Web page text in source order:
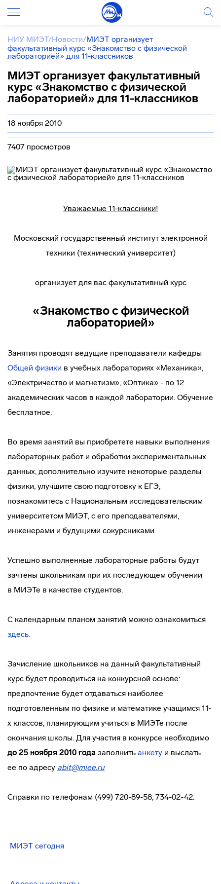
НИУ МИЭТ/Новости/МИЭТ организует
факультативный курс «Знакомство с физической
лабораторией» для 11-классников
МИЭТ организует факультативный
курс «Знакомство с физической
лабораторией» для 11-классников
18 ноября 2010
7407 просмотров
Уважаемые 11-классники!
Московский государственный институт электронной
техники (технический университет)
организует для вас факультативный курс
«Знакомство с физической
лабораторией»
Занятия проводят ведущие преподаватели кафедры
Общей физики в учебных лабораториях «Механика»,
«Электричество и магнетизм», «Оптика» - по 12
академических часов в каждой лаборатории. Обучение
бесплатное.
Во время занятий вы приобретете навыки выполнения
лабораторных работ и обработки экспериментальных
данных, дополнительно изучите некоторые разделы
физики, улучшите свою подготовку к ЕГЭ,
познакомитесь с Национальным исследовательским
университетом МИЭТ, с его преподавателями,
инженерами и будущими сокурсниками.
Успешно выполненные лабораторные работы будут
зачтены школьникам при их последующем обучении
в МИЭТе в качестве студентов.
С календарным планом занятий можно ознакомиться
здесь.
Зачисление школьников на данный факультативный
курс будет проводиться на конкурсной основе:
предпочтение будет отдаваться наиболее
подготовленным по физике и математике учащимся 11-
х классов, планирующим учиться в МИЭТе после
окончания школы. Для участия в конкурсе необходимо
до 25 ноября 2010 года заполнить анкету и выслать
ее по адресу abit@miee.ru
Справки по телефонам (499) 720-89-58, 734-02-42.
МИЭТ сегодня